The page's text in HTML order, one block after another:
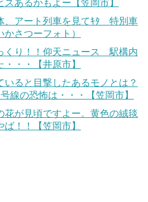
あるかもよー【笠岡市】
、アート列車を見てｷﾀ 特別車
さつーフォト）
くり！！仰天ニュース 駅構内
・・【井原市】
ると目撃したあるモノとは？
線の恐怖は・・・【笠岡市】
花が見頃ですよー。黄色の絨毯
！！【笠岡市】